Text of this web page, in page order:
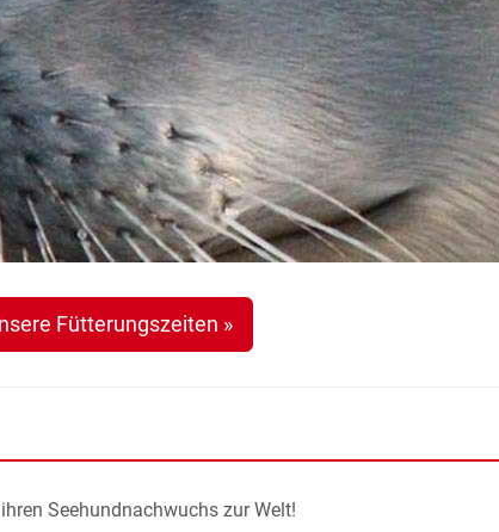
Fütterungszeiten »
Seehundnachwuchs zur Welt!